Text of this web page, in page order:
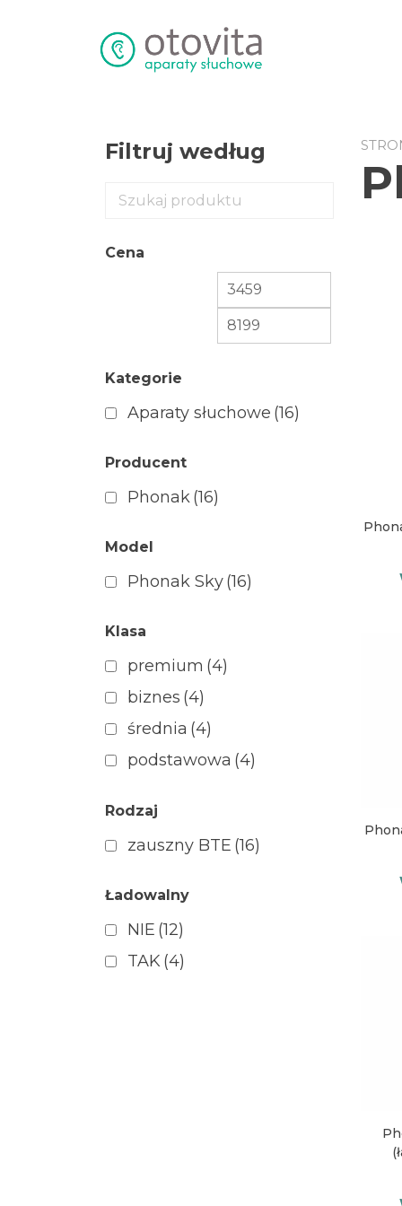
Filtruj według
Cena
Kategorie
Aparaty słuchowe (16)
Producent
Phonak(16)
Model
Phonak Sky(16)
Klasa
premium (4)
biznes (4)
średnia (4)
podstawowa (4)
Rodzaj
zauszny BTE (16)
Ładowalny
NIE (12)
TAK(4)